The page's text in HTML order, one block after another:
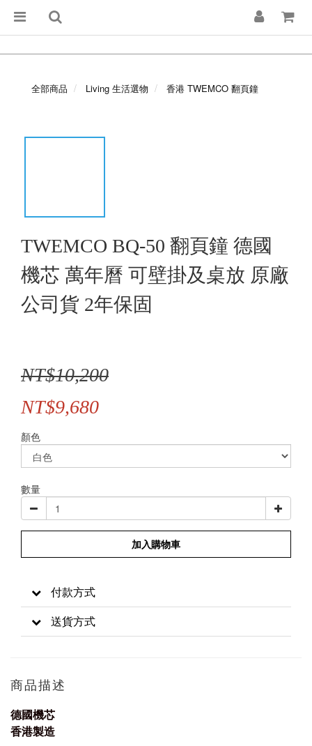
全部商品 Living 生活選物 香港 TWEMCO 翻頁鐘
TWEMCO BQ-50 翻頁鐘 德國
機芯 萬年曆 可壁掛及桌放 原廠
公司貨 2年保固
NT$10,200
NT$9,680
顏色
數量
加入購物車
付款方式
送貨方式
商品描述
德國機芯
香港製造